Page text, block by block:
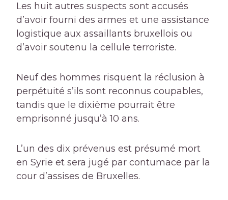
Les huit autres suspects sont accusés
d’avoir fourni des armes et une assistance
logistique aux assaillants bruxellois ou
d’avoir soutenu la cellule terroriste.
Neuf des hommes risquent la réclusion à
perpétuité s’ils sont reconnus coupables,
tandis que le dixième pourrait être
emprisonné jusqu’à 10 ans.
L’un des dix prévenus est présumé mort
en Syrie et sera jugé par contumace par la
cour d’assises de Bruxelles.